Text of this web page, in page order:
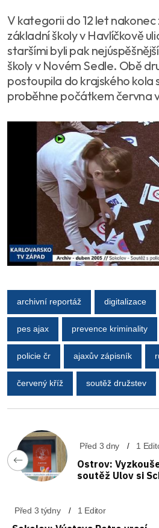
V kategorii do 12 let
základní školy v Havlíčkově
staršími byli pak
školy v Novém Sedle. Obě
postoupila do krajského kola
proběhne počátkem června
archivní reportáž digitalizace
pes ajax prevence kriminality
policie čr ajaxův zápisník
červený kříž soutěž družstev
Před 3 dny 1
Ostrov:
soutěž Ulov si
Před 3 týdny 1 Editor